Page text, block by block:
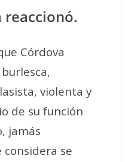
reaccionó.
Córdova
violenta y
de su función
jamás
considera se